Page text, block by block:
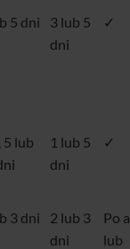
5 dni
3 lub 5
dni
✓
5 lub
1 lub 5
dni
✓
3 dni
2 lub 3
dni
Po
lub